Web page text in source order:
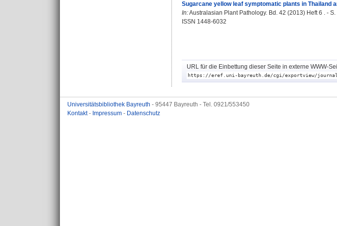
Sugarcane yellow leaf symptomatic plants in Thailand
In:Australasian Plant Pathology. Bd. 42 (2013) Heft 6 . -
ISSN 1448-6032
URL für die Einbettung dieser Seite in externe WWW-
https://eref.uni-bayreuth.de/cgi/exportview/journal/
Universitätsbibliothek Bayreuth - 95447 Bayreuth - Tel. 0921/553450
Kontakt- Impressum - Datenschutz